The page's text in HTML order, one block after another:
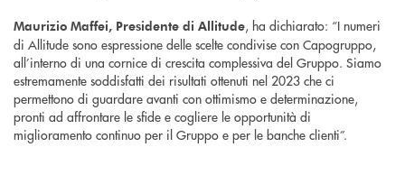
Maurizio Maffei, Presidente di Allitude, ha dichiarato: “I numeri
di Allitude sono espressione delle scelte condivise con Capogruppo,
all’interno di una cornice di crescita complessiva del Gruppo. Siamo
estremamente soddisfatti dei risultati ottenuti nel 2023 che ci
permettono di guardare avanti con ottimismo e determinazione,
pronti ad affrontare le sfide e cogliere le opportunità di
miglioramento continuo per il Gruppo e per le banche clienti”.